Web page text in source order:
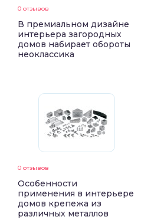
0 отзывов
В премиальном дизайне
интерьера загородных
домов набирает обороты
неоклассика
0 отзывов
Особенности
применения в интерьере
домов крепежа из
различных металлов